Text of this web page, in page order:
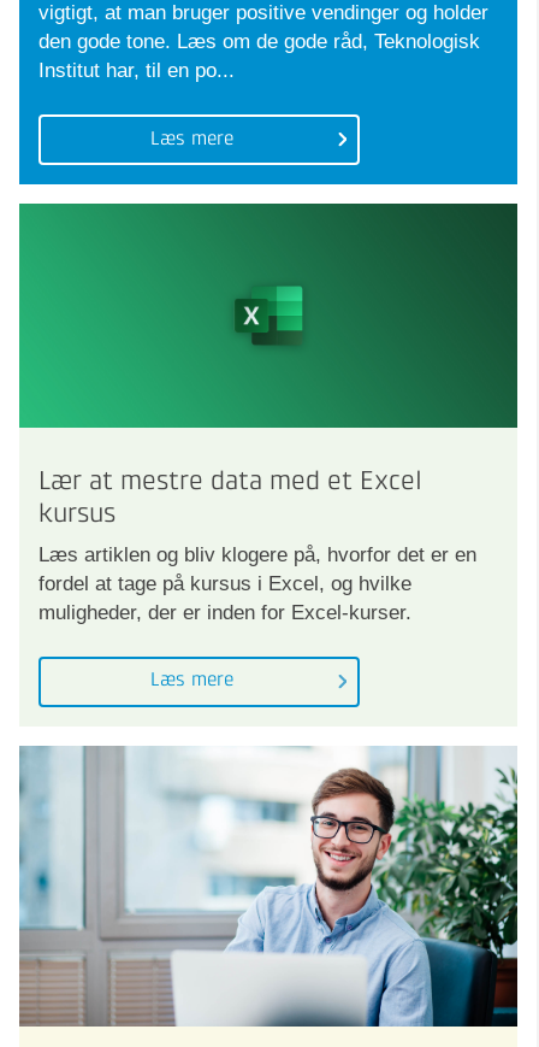
vigtigt, at man bruger positive vendinger og holder
den gode tone. Læs om de gode råd, Teknologisk
Institut har, til en po...
Læs mere
Lær at mestre data med et Excel
kursus
Læs artiklen og bliv klogere på, hvorfor det er en
fordel at tage på kursus i Excel, og hvilke
muligheder, der er inden for Excel-kurser.
Læs mere